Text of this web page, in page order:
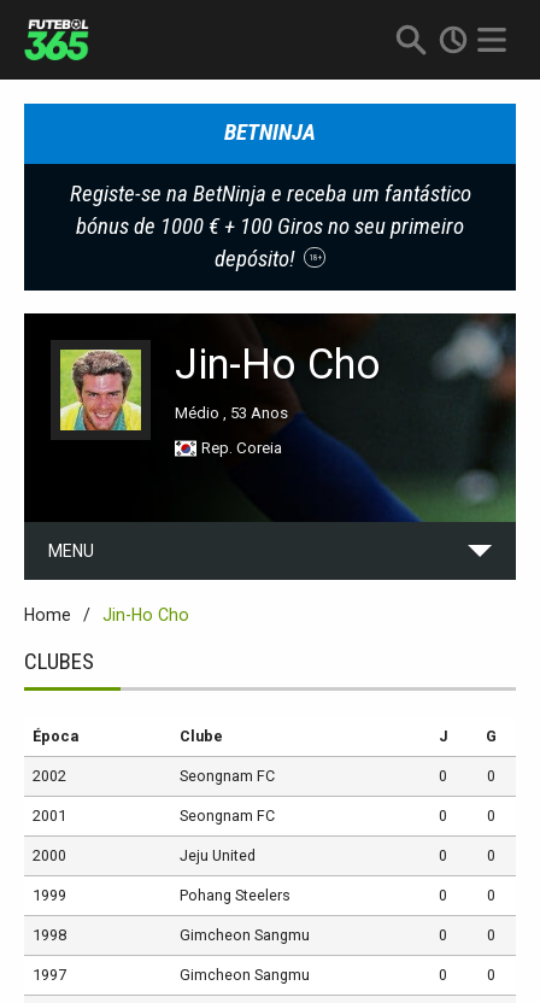
BETNINJA
Registe-se na BetNinja e receba um fantástico
bónus de 1000 € + 100 Giros no seu primeiro
depósito!
18+
Jin-Ho Cho
Médio , 53 Anos
Rep. Coreia
MENU
Home Jin-Ho Cho
CLUBES
Época Clube J G
2002 Seongnam FC 0 0
2001 Seongnam FC 0 0
2000 Jeju United 0 0
1999 Pohang Steelers 0 0
1998 Gimcheon Sangmu 0 0
1997 Gimcheon Sangmu 0 0